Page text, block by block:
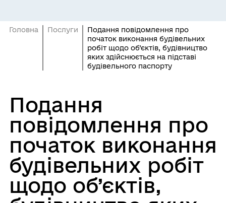
Головна Послуги
Подання повідомлення про
початок виконання будівельних
робіт щодо об’єктів, будівництво
яких здійснюється на підставі
будівельного паспорту
Подання
повідомлення про
початок виконання
будівельних робіт
щодо об’єктів,